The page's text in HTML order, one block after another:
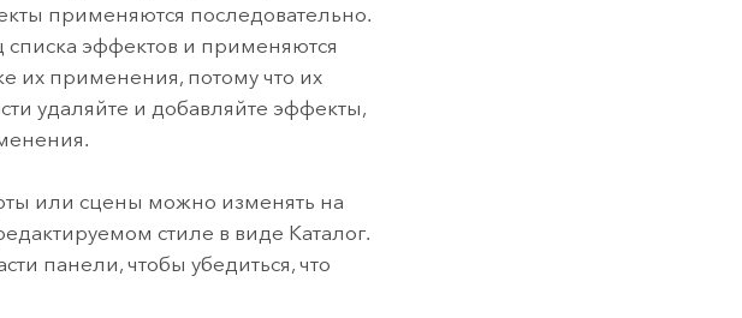
применяются последовательно.
эффектов и применяются
их применения, потому что их
удаляйте и добавляйте эффекты,
или сцены можно изменять на
стиле в виде Каталог.
панели, чтобы убедиться, что